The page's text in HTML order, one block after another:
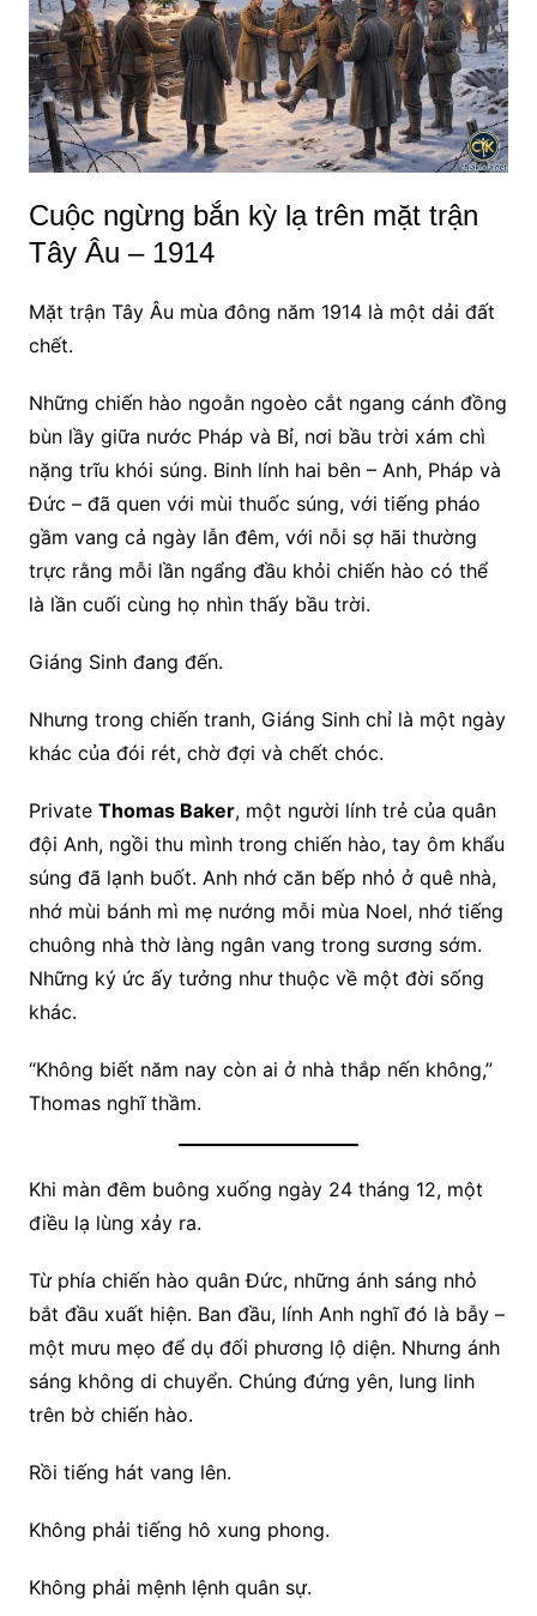
Cuộc ngừng bắn kỳ lạ trên mặt trận
Tây Âu – 1914
Mặt trận Tây Âu mùa đông năm 1914 là một dải đất
chết.
Những chiến hào ngoằn ngoèo cắt ngang cánh đồng
bùn lầy giữa nước Pháp và Bỉ, nơi bầu trời xám chì
nặng trĩu khói súng. Binh lính hai bên – Anh, Pháp và
Đức – đã quen với mùi thuốc súng, với tiếng pháo
gầm vang cả ngày lẫn đêm, với nỗi sợ hãi thường
trực rằng mỗi lần ngẩng đầu khỏi chiến hào có thể
là lần cuối cùng họ nhìn thấy bầu trời.
Giáng Sinh đang đến.
Nhưng trong chiến tranh, Giáng Sinh chỉ là một ngày
khác của đói rét, chờ đợi và chết chóc.
Private Thomas Baker, một người lính trẻ của quân
đội Anh, ngồi thu mình trong chiến hào, tay ôm khẩu
súng đã lạnh buốt. Anh nhớ căn bếp nhỏ ở quê nhà,
nhớ mùi bánh mì mẹ nướng mỗi mùa Noel, nhớ tiếng
chuông nhà thờ làng ngân vang trong sương sớm.
Những ký ức ấy tưởng như thuộc về một đời sống
khác.
“Không biết năm nay còn ai ở nhà thắp nến không,”
Thomas nghĩ thầm.
Khi màn đêm buông xuống ngày 24 tháng 12, một
điều lạ lùng xảy ra.
Từ phía chiến hào quân Đức, những ánh sáng nhỏ
bắt đầu xuất hiện. Ban đầu, lính Anh nghĩ đó là bẫy –
một mưu mẹo để dụ đối phương lộ diện. Nhưng ánh
sáng không di chuyển. Chúng đứng yên, lung linh
trên bờ chiến hào.
Rồi tiếng hát vang lên.
Không phải tiếng hô xung phong.
Không phải mệnh lệnh quân sự.